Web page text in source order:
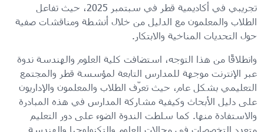
تجريبي في أكاديمية قطر في سبتمبر 2025، حيث تفاعل
الطلاب والمعلمون مع الدليل من خلال أنشطة ومناقشات صفية
حول التحديات المناخية والابتكار.
وانطلاقًا من هذا التوجه، استضافت كلية العلوم والهندسة ندوة
عبر الإنترنت موجهة للمدارس التابعة لمؤسسة قطر والمجتمع
التعليمي بشكل عام، حيث تعرّف الطلاب والمعلمون والإداريون
على دليل الأبحاث وكيفية مشاركة المدارس في هذه المبادرة
والاستفادة منها. كما سلطت الندوة الضوء على دور التعليم
متعدد التخصصات في مجالات العلوم والتكنولوجيا والهندسة